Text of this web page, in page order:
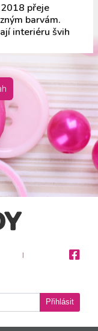
přeje
barvám.
interiéru švih
|
Přihlásit